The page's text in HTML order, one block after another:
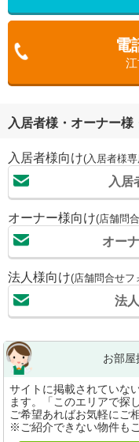
電
入居者様・オーナー様
入居者様向け(入居者様
入居
オーナー様向け(店舗問
オー
法人様向け(店舗問合せフ
法
お部屋
サイトに掲載されていな
ます。「このエリアで探
ご希望あればお気軽にご
※ご紹介できない物件も